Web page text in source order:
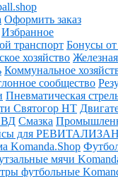
Оформить заказ
Избранное
транспорт Бонусы от
хозяйство
Коммунальное
сообщество
Пневматическая
Святогор НТ
Смазка
для
Komanda.Shop
мячи
футбольные